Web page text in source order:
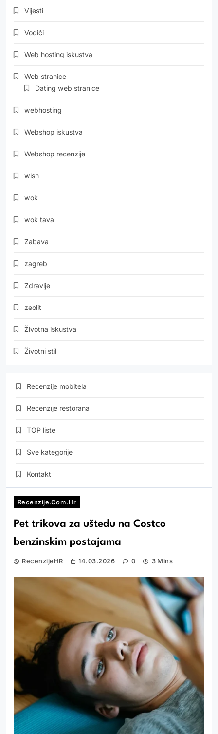
Recenzije.com.hr
Pet trikova za uštedu na Costco
benzinskim postajama
RecenzijeHR 14.03.2026 0 3 Mins
Vijesti
Vodiči
Web hosting iskustva
Web stranice
Dating web stranice
webhosting
Webshop iskustva
Webshop recenzije
wish
wok
wok tava
Zabava
zagreb
Zdravlje
zeolit
Životna iskustva
Životni stil
Recenzije mobitela
Recenzije restorana
TOP liste
Sve kategorije
Kontakt